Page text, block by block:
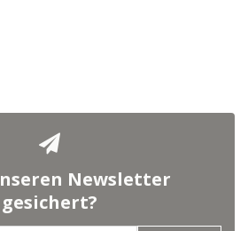
Newsletter
gesichert?